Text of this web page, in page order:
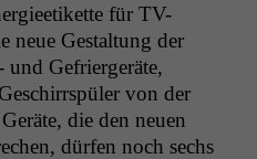
für TV-
neue Gestal­tung der
Gefrierg­eräte,
von der
die den neuen
dür­fen noch sechs